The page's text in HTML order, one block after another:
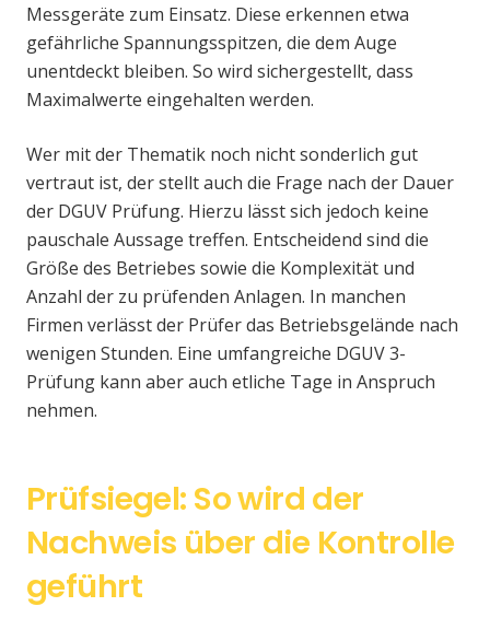
Messgeräte zum Einsatz. Diese erkennen etwa
gefährliche Spannungsspitzen, die dem Auge
unentdeckt bleiben. So wird sichergestellt, dass
Maximalwerte eingehalten werden.
Wer mit der Thematik noch nicht sonderlich gut
vertraut ist, der stellt auch die Frage nach der Dauer
der DGUV Prüfung. Hierzu lässt sich jedoch keine
pauschale Aussage treffen. Entscheidend sind die
Größe des Betriebes sowie die Komplexität und
Anzahl der zu prüfenden Anlagen. In manchen
Firmen verlässt der Prüfer das Betriebsgelände nach
wenigen Stunden. Eine umfangreiche DGUV 3-
Prüfung kann aber auch etliche Tage in Anspruch
nehmen.
Prüfsiegel: So wird der
Nachweis über die Kontrolle
geführt